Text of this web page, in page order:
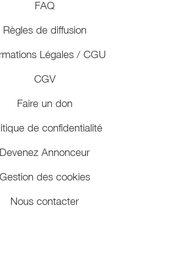
FAQ
Règles de diffusion
Légales / CGU
CGV
Faire un don
de confidentialité
Devenez Annonceur
Gestion des cookies
Nous contacter